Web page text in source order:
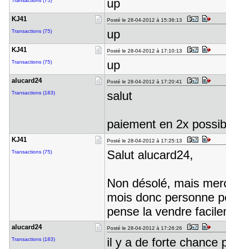
up
KJ41
Transactions (75)
Posté le 28-04-2012 à 15:36:13
up
KJ41
Transactions (75)
Posté le 28-04-2012 à 17:10:13
up
alucard24
Transactions (183)
Posté le 28-04-2012 à 17:20:41
salut
paiement en 2x
KJ41
Transactions (75)
Posté le 28-04-2012 à 17:25:13
Salut alucard24,
Non désolé, mais
mois donc personne
pense la vendre
alucard24
Transactions (183)
Posté le 28-04-2012 à 17:26:26
il y a de forte chance